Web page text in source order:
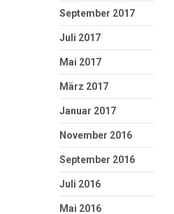
September 2017
Juli 2017
Mai 2017
März 2017
Januar 2017
November 2016
September 2016
Juli 2016
Mai 2016